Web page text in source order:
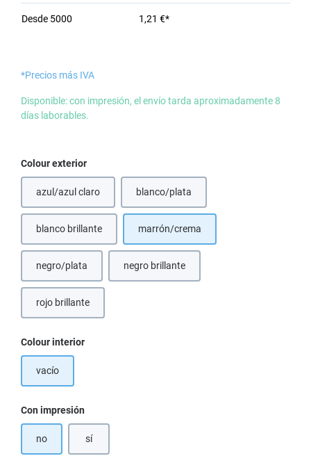
Desde 5000 1,21 €*
*Precios más IVA
Disponible: con impresión, el envío tarda aproximadamente 8
días laborables.
Seleccione
Colour exterior
azul/azul claro blanco/plata
blanco brillante marrón/crema
negro/plata negro brillante
rojo brillante
Seleccione
Colour interior
vacío
Seleccione
Con impresión
no sí